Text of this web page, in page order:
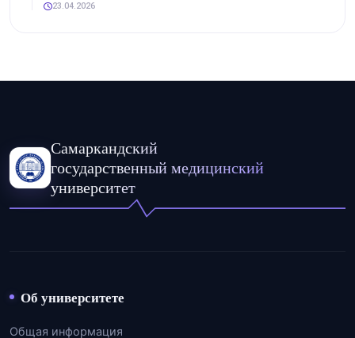
23.04.2026
Самаркандский
государственный медицинский
университет
Об университете
Общая информация